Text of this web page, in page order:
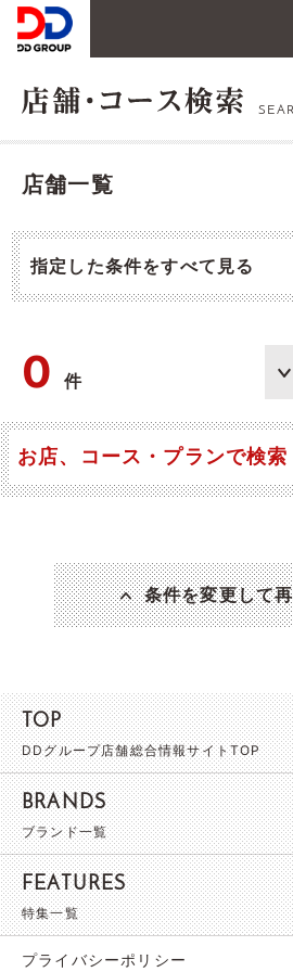
店舗一覧
指定した条件をすべて見る
0件
お店、コース・プランで検索
条件を変更して
TOP
DDグループ店舗総合情報サイトTOP
BRANDS
ブランド一覧
FEATURES
特集一覧
プライバシーポリシー